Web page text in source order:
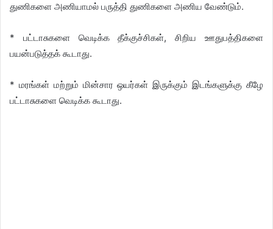
துணிகளை அணியாமல் பருத்தி துணிகளை அணிய வேண்டும்.
* பட்டாசுகளை வெடிக்க தீக்குச்சிகள், சிறிய ஊதுபத்திகளை
பயன்படுத்தக் கூடாது.
* மரங்கள் மற்றும் மின்சார ஒயர்கள் இருக்கும் இடங்களுக்கு கீழே
பட்டாசுகளை வெடிக்க கூடாது.